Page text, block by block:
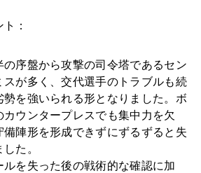
：
の序盤から攻撃の司令塔であるセン
が多く、交代選手のトラブルも続
勢を強いられる形となりました。ボ
ウンタープレスでも集中力を欠
陣形を形成できずにずるずると失
た。
を失った後の戦術的な確認に加